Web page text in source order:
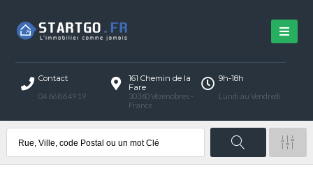
Contact
04 66 86 49 19
161 Chemin de la
Fare
30360 Vézénobres -
France
9h-18h
Lundi au Vendredi